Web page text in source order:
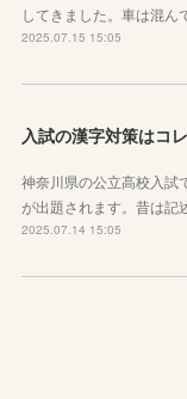
してきました。車は混ん
2025.07.15 15:05
神奈川県の公立高校入試
が出題されます。昔は記
2025.07.14 15:05